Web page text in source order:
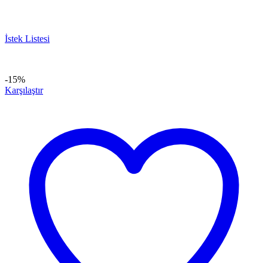
İstek Listesi
-15%
Karşılaştır